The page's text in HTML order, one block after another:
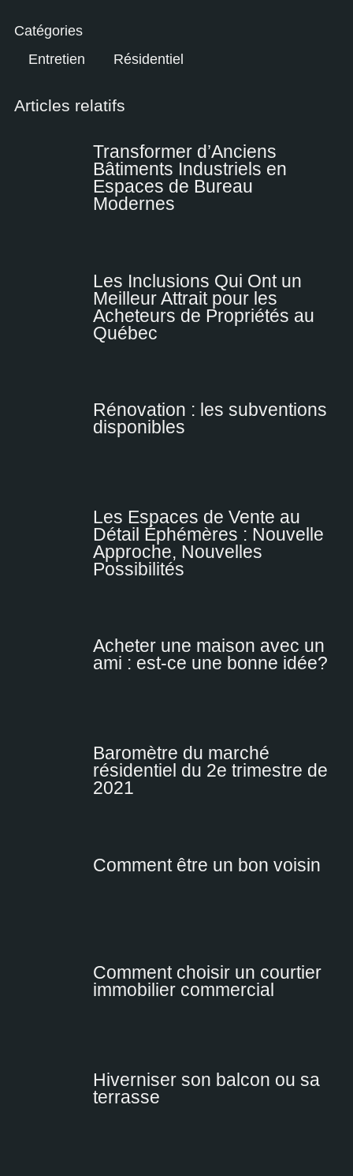
Catégories
Entretien
Résidentiel
Articles relatifs
Transformer d’Anciens
Bâtiments Industriels en
Espaces de Bureau
Modernes
Les Inclusions Qui Ont un
Meilleur Attrait pour les
Acheteurs de Propriétés au
Québec
Rénovation : les subventions
disponibles
Les Espaces de Vente au
Détail Éphémères : Nouvelle
Approche, Nouvelles
Possibilités
Acheter une maison avec un
ami : est-ce une bonne idée?
Baromètre du marché
résidentiel du 2e trimestre de
2021
Comment être un bon voisin
Comment choisir un courtier
immobilier commercial
Hiverniser son balcon ou sa
terrasse